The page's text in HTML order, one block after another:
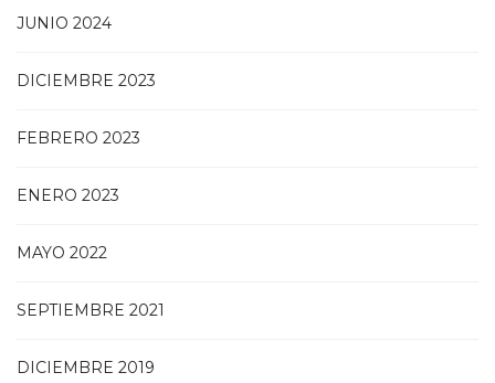
JUNIO 2024
DICIEMBRE 2023
FEBRERO 2023
ENERO 2023
MAYO 2022
SEPTIEMBRE 2021
DICIEMBRE 2019